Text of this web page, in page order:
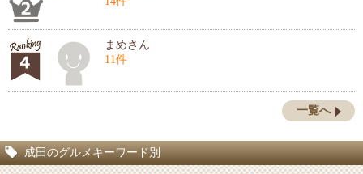
まめさん
11件
一覧へ
成田のグルメキーワード別